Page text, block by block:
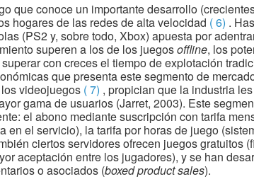
que conoce un importante desarrollo
hogares de las redes de alta velocidad ( 6) .
(PS2 y, sobre todo, Xbox) apuesta por
superen a los de los juegosoffline, los
con creces el tiempo de explotación
que presenta este segmento de
videojuegos ( 7) , propician que la industria
gama de usuarios (Jarret, 2003). Este
el abono mediante suscripción con tarifa
en el servicio), la tarifa por horas de juego
ciertos servidores ofrecen juegos gratuitos
aceptación entre los jugadores), y se han
o asociados (boxed product sales).